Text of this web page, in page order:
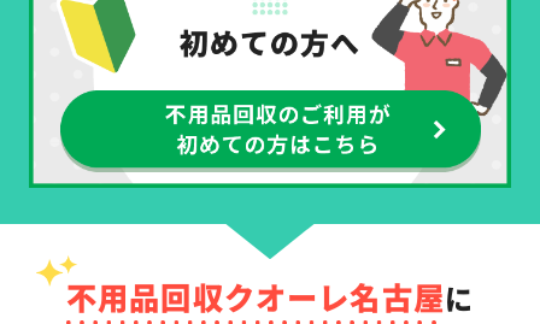
不用品回収クオーレ名古屋に